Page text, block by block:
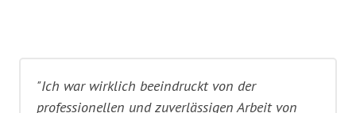
"Ich war wirklich beeindruckt von der
professionellen und zuverlässigen Arbeit von